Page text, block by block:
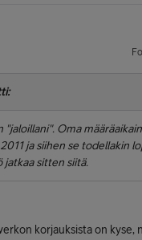
"jaloillani". Oma
ja siihen se todellakin
sitten siitä.
korjauksista on kyse,